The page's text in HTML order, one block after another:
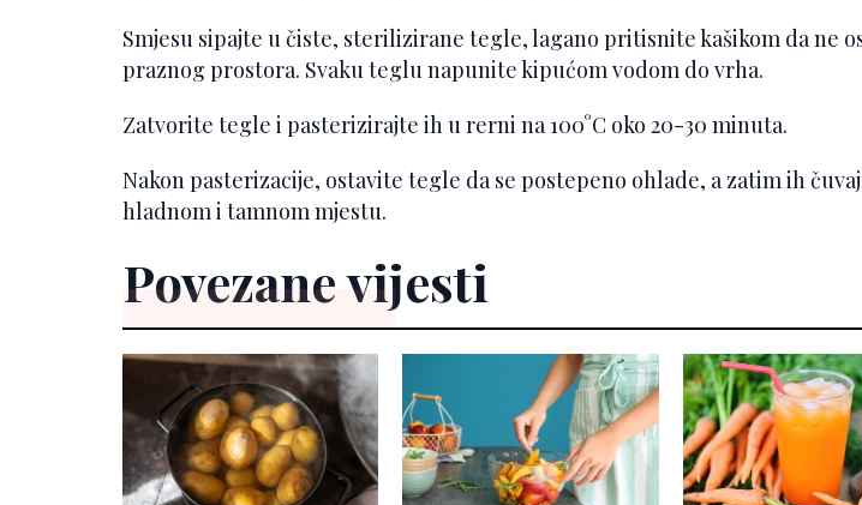
Smjesu sipajte u čiste, sterilizirane tegle, lagano pritisnite kašikom da ne
praznog prostora. Svaku teglu napunite kipućom vodom do vrha.
Zatvorite tegle i pasterizirajte ih u rerni na 100°C oko 20-30 minuta.
Nakon pasterizacije, ostavite tegle da se postepeno ohlade, a zatim ih
hladnom i tamnom mjestu.
Povezane vijesti